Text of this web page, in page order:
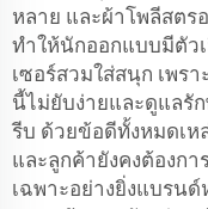
หลาย และผ้าโพลีสตร
ทำให้นักออกแบบมีตัว
เซอร์สวมใส่สนุก เพร
นี้ไม่ยับง่ายและดูแลรั
รีบ ด้วยข้อดีทั้งหมดเ
และลูกค้ายังคงต้องก
เฉพาะอย่างยิ่งแบรน